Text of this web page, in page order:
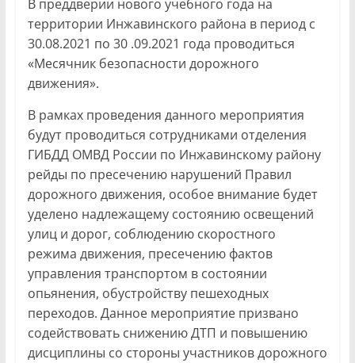
В преддверии нового учебного года на
территории Инжавинского района в период с
30.08.2021 по 30 .09.2021 года проводиться
«Месячник безопасности дорожного
движения».
В рамках проведения данного мероприятия
будут проводиться сотрудниками отделения
ГИБДД ОМВД России по Инжавинскому району
рейды по пресечению нарушений Правил
дорожного движения, особое внимание будет
уделено надлежащему состоянию освещений
улиц и дорог, соблюдению скоростного
режима движения, пресечению фактов
управления транспортом в состоянии
опьянения, обустройству пешеходных
переходов. Данное мероприятие призвано
содействовать снижению ДТП и повышению
дисциплины со стороны участников дорожного